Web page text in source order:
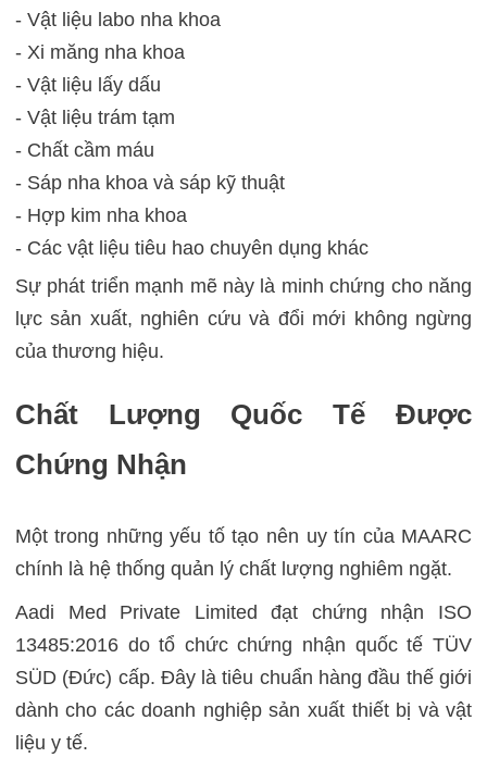
- Vật liệu labo nha khoa
- Xi măng nha khoa
- Vật liệu lấy dấu
- Vật liệu trám tạm
- Chất cầm máu
- Sáp nha khoa và sáp kỹ thuật
- Hợp kim nha khoa
- Các vật liệu tiêu hao chuyên dụng khác
Sự phát triển mạnh mẽ này là minh chứng cho năng
lực sản xuất, nghiên cứu và đổi mới không ngừng
của thương hiệu.
Chất Lượng Quốc Tế Được
Chứng Nhận
Một trong những yếu tố tạo nên uy tín của MAARC
chính là hệ thống quản lý chất lượng nghiêm ngặt.
Aadi Med Private Limited đạt chứng nhận ISO
13485:2016 do tổ chức chứng nhận quốc tế TÜV
SÜD (Đức) cấp. Đây là tiêu chuẩn hàng đầu thế giới
dành cho các doanh nghiệp sản xuất thiết bị và vật
liệu y tế.